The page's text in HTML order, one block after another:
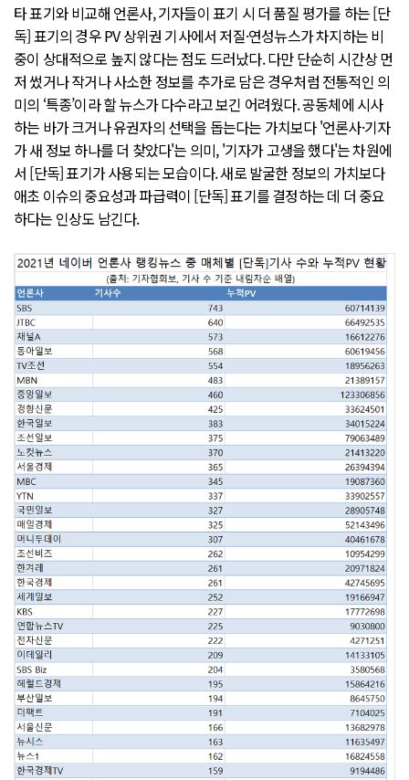
타 표기와 비교해 언론사, 기자들이 표기 시 더 품질 평가를 하는 [단
독] 표기의 경우 PV 상위권 기사에서 저질·연성뉴스가 차지하는 비
중이 상대적으로 높지 않다는 점도 드러났다. 다만 단순히 시간상 먼
저 썼거나 작거나 사소한 정보를 추가로 담은 경우처럼 전통적인 의
미의 ‘특종’이라 할 뉴스가 다수라고 보긴 어려웠다. 공동체에 시사
하는 바가 크거나 유권자의 선택을 돕는다는 가치보다 '언론사·기자
가 새 정보 하나를 더 찾았다'는 의미, '기자가 고생을 했다'는 차원에
서 [단독] 표기가 사용되는 모습이다. 새로 발굴한 정보의 가치보다
애초 이슈의 중요성과 파급력이 [단독] 표기를 결정하는 데 더 중요
하다는 인상도 남긴다.